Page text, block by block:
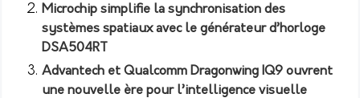
Microchip simplifie la synchronisation des
systèmes spatiaux avec le générateur d’horloge
DSA504RT
Advantech et Qualcomm Dragonwing IQ9 ouvrent
une nouvelle ère pour l’intelligence visuelle